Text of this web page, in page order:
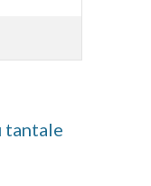
tantale